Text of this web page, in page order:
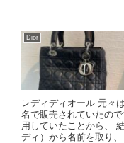
Dior
レディディオール 元々
名で販売されていたの
用していたことから、
ディ）から名前を取り、